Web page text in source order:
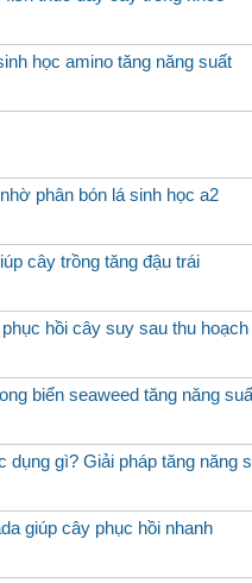
học amino tăng năng suất
phân bón lá sinh học a2
cây trồng tăng đậu trái
hồi cây suy sau thu hoạch
biển seaweed tăng năng
dụng gì? Giải pháp tăng năng
giúp cây phục hồi nhanh